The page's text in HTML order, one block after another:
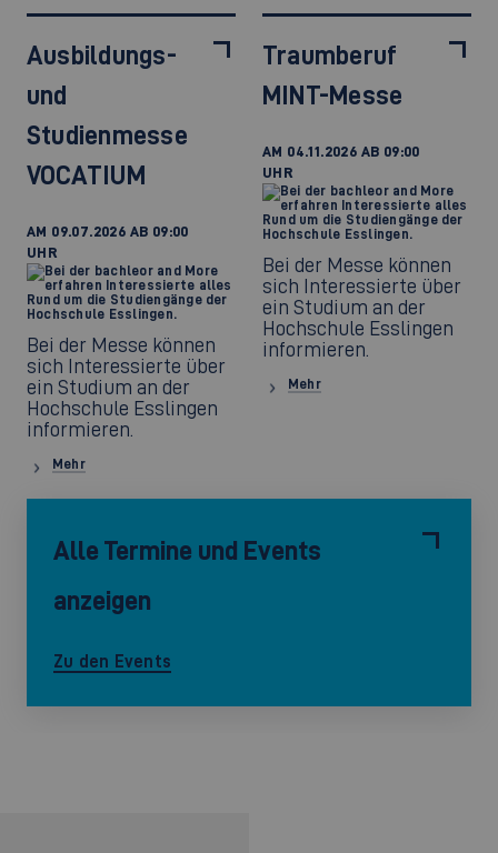
Ausbildungs-
und
Studienmesse
VOCATIUM
AM 09.07.2026 AB 09:00
UHR
Bei der Messe können
sich Interessierte über
ein Studium an der
Hochschule Esslingen
informieren.
Mehr
Traumberuf
MINT-Messe
AM 04.11.2026 AB 09:00
UHR
Bei der Messe können
sich Interessierte über
ein Studium an der
Hochschule Esslingen
informieren.
Mehr
Alle Termine und Events
anzeigen
Zu den Events